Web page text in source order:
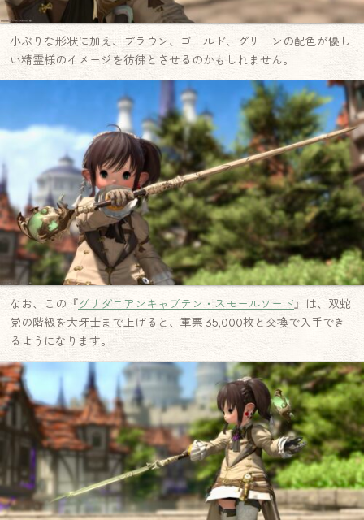
小ぶりな形状に加え、ブラウン、ゴールド、グリーンの配色が優し
い精霊様のイメージを彷彿とさせるのかもしれません。
なお、この『グリダニアンキャプテン・スモールソード』は、双蛇
党の階級を大牙士まで上げると、軍票 35,000枚と交換で入手でき
るようになります。